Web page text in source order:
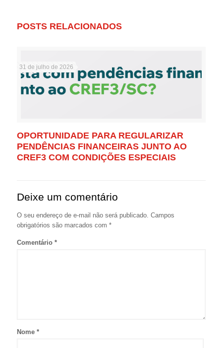
POSTS RELACIONADOS
31 de julho de 2026
OPORTUNIDADE PARA REGULARIZAR
PENDÊNCIAS FINANCEIRAS JUNTO AO
CREF3 COM CONDIÇÕES ESPECIAIS
Deixe um comentário
O seu endereço de e-mail não será publicado. Campos
obrigatórios são marcados com *
Comentário *
Nome *